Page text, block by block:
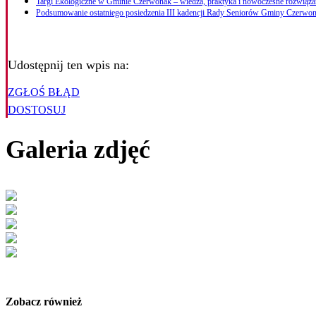
Podsumowanie ostatniego posiedzenia III kadencji Rady Seniorów Gminy
Udostępnij ten wpis na:
ZGŁOŚ BŁĄD
DOSTOSUJ
Galeria zdjęć
Zobacz również